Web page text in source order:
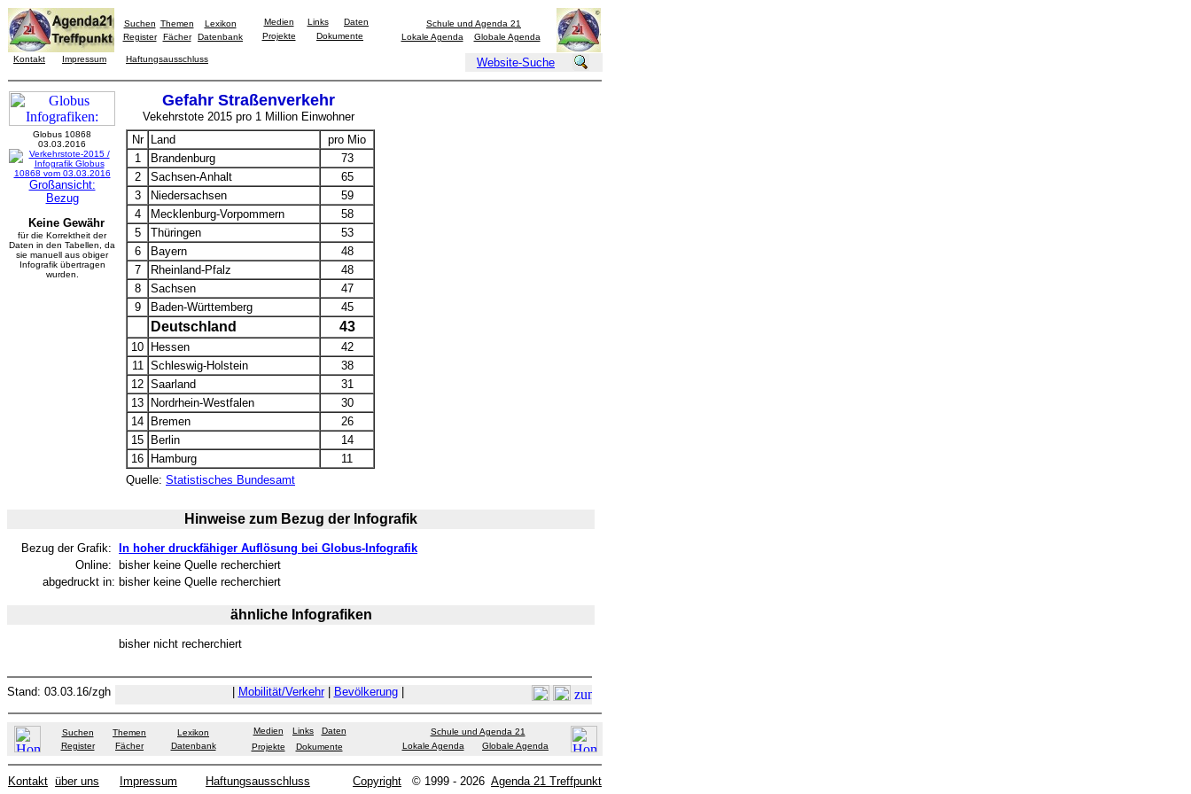
Suchen Themen
Lexikon
Register
Fächer Datenbank
Medien Links
Daten
Projekte
Dokumente
Schule und Agenda 21
Lokale Agenda
Globale Agenda
Kontakt Impressum Haftungsausschluss Website-Suche
Gefahr Straßenverkehr
Vekehrstote 2015 pro 1 Million Einwohner
Globus 10868
03.03.2016
Großansicht:
Bezug
Keine Gewähr
für die Korrektheit der
Daten in den Tabellen, da
sie manuell aus obiger
Infografik übertragen
wurden.
Nr Land
pro Mio
1
Brandenburg
73
2
Sachsen-Anhalt
65
3
Niedersachsen
59
4
Mecklenburg-Vorpommern
58
5
Thüringen
53
6
Bayern
48
7
Rheinland-Pfalz
48
8
Sachsen
47
9
Baden-Württemberg 45
Deutschland 43
10 Hessen
42
11 Schleswig-Holstein
38
12 Saarland
31
13
Nordrhein-Westfalen
30
14
Bremen
26
15
Berlin
14
16
Hamburg
11
Quelle: Statistisches Bundesamt
Hinweise zum Bezug der Infografik
Bezug der Grafik:
In hoher druckfähiger Auflösung bei Globus-Infografik
Online:
bisher keine Quelle recherchiert
abgedruckt in: bisher keine Quelle recherchiert
ähnliche Infografiken
bisher nicht recherchiert
Stand: 03.03.16/zgh Mobilität/Verkehr| Bevölkerung|
Suchen Themen
Lexikon
Register
Fächer Datenbank
Medien Links
Daten
Projekte
Dokumente
Schule und Agenda 21
Lokale Agenda
Globale Agenda
Kontakt über uns Impressum Haftungsausschluss Copyright © 1999 - 2026 Agenda 21 Treffpunkt